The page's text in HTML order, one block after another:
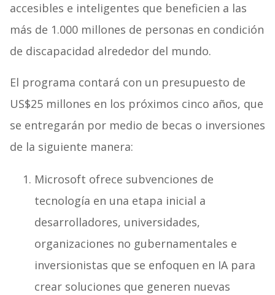
accesibles e inteligentes que beneficien a las
más de 1.000 millones de personas en condición
de discapacidad alrededor del mundo.
El programa contará con un presupuesto de
US$25 millones en los próximos cinco años, que
se entregarán por medio de becas o inversiones
de la siguiente manera:
Microsoft ofrece subvenciones de
tecnología en una etapa inicial a
desarrolladores, universidades,
organizaciones no gubernamentales e
inversionistas que se enfoquen en IA para
crear soluciones que generen nuevas